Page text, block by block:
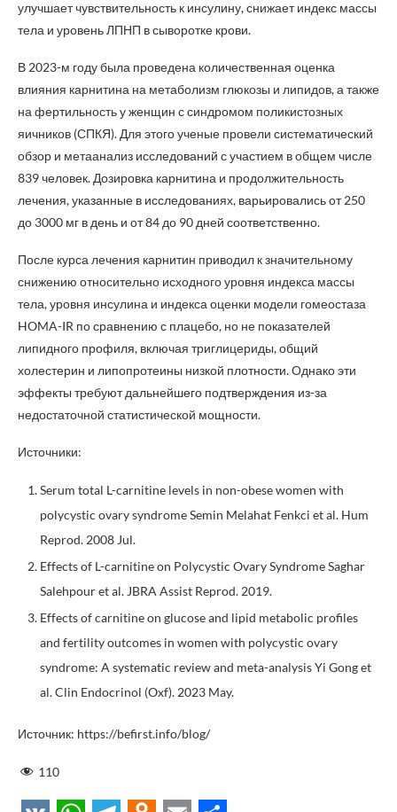
улучшает чувствительность к инсулину, снижает индекс массы
тела и уровень ЛПНП в сыворотке крови.
В 2023-м году была проведена количественная оценка
влияния карнитина на метаболизм глюкозы и липидов, а также
на фертильность у женщин с синдромом поликистозных
яичников (СПКЯ). Для этого ученые провели систематический
обзор и метаанализ исследований с участием в общем числе
839 человек. Дозировка карнитина и продолжительность
лечения, указанные в исследованиях, варьировались от 250
до 3000 мг в день и от 84 до 90 дней соответственно.
После курса лечения карнитин приводил к значительному
снижению относительно исходного уровня индекса массы
тела, уровня инсулина и индекса оценки модели гомеостаза
HOMA-IR по сравнению с плацебо, но не показателей
липидного профиля, включая триглицериды, общий
холестерин и липопротеины низкой плотности. Однако эти
эффекты требуют дальнейшего подтверждения из-за
недостаточной статистической мощности.
Источники:
Serum total L-carnitine levels in non-obese women with
polycystic ovary syndrome Semin Melahat Fenkci et al. Hum
Reprod. 2008 Jul.
Effects of L-carnitine on Polycystic Ovary Syndrome Saghar
Salehpour et al. JBRA Assist Reprod. 2019.
Effects of carnitine on glucose and lipid metabolic profiles
and fertility outcomes in women with polycystic ovary
syndrome: A systematic review and meta-analysis Yi Gong et
al. Clin Endocrinol (Oxf). 2023 May.
Источник: https://befirst.info/blog/
110